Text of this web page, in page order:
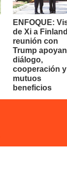
ENFOQUE:
de Xi a
reunión con
Trump apoyan
diálogo,
cooperación y
mutuos
beneficios